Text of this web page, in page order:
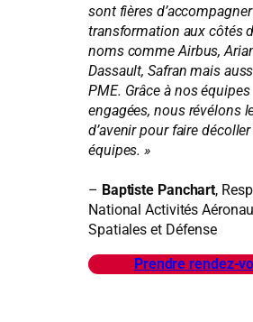
sont fières
transformation aux côtés
noms comme Airbus,
Dassault, Safran mais
PME. Grâce à nos équipes
engagées, nous révélons
d’avenir pour faire
équipes. »
– Baptiste Panchart,
National Activités
Spatiales et Défense
Prendre rendez-